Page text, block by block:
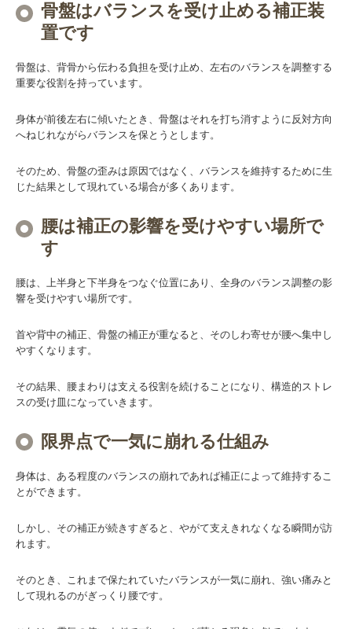
骨盤はバランスを受け止める補正装
置です
骨盤は、背骨から伝わる負担を受け止め、左右のバランスを調整する
重要な役割を持っています。
身体が前後左右に傾いたとき、骨盤はそれを打ち消すように反対方向
へねじれながらバランスを保とうとします。
そのため、骨盤の歪みは原因ではなく、バランスを維持するために生
じた結果として現れている場合が多くあります。
腰は補正の影響を受けやすい場所で
す
腰は、上半身と下半身をつなぐ位置にあり、全身のバランス調整の影
響を受けやすい場所です。
首や背中の補正、骨盤の補正が重なると、そのしわ寄せが腰へ集中し
やすくなります。
その結果、腰まわりは支える役割を続けることになり、構造的ストレ
スの受け皿になっていきます。
限界点で一気に崩れる仕組み
身体は、ある程度のバランスの崩れであれば補正によって維持するこ
とができます。
しかし、その補正が続きすぎると、やがて支えきれなくなる瞬間が訪
れます。
そのとき、これまで保たれていたバランスが一気に崩れ、強い痛みと
して現れるのがぎっくり腰です。